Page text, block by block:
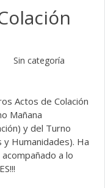
Sin categoría
Actos de Colación
Mañana
y del Turno
y Humanidades). Ha
a lo